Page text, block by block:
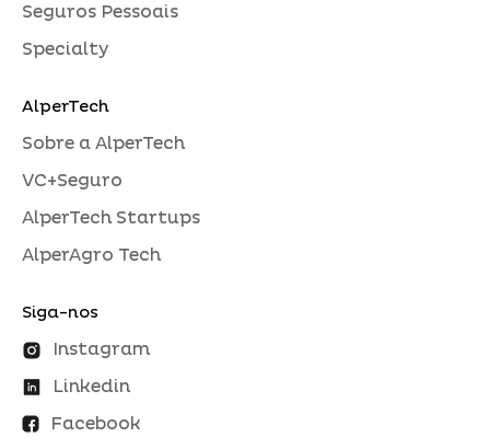
Seguros Pessoais
Specialty
AlperTech
Sobre a AlperTech
VC+Seguro
AlperTech Startups
AlperAgro Tech
Siga-nos
Instagram
Linkedin
Facebook